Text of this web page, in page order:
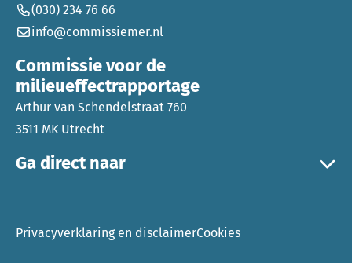
Ga direct naar
(030) 234 76 66
info@commissiemer.nl
Commissie voor de
milieueffectrapportage
Arthur van Schendelstraat 760
3511 MK Utrecht
Privacyverklaring en disclaimerCookies